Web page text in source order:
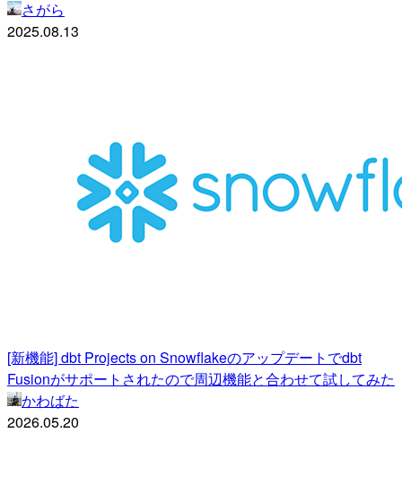
さがら
2025.08.13
[新機能] dbt Projects on Snowflakeのアップデートでdbt
Fusionがサポートされたので周辺機能と合わせて試してみた
かわばた
2026.05.20